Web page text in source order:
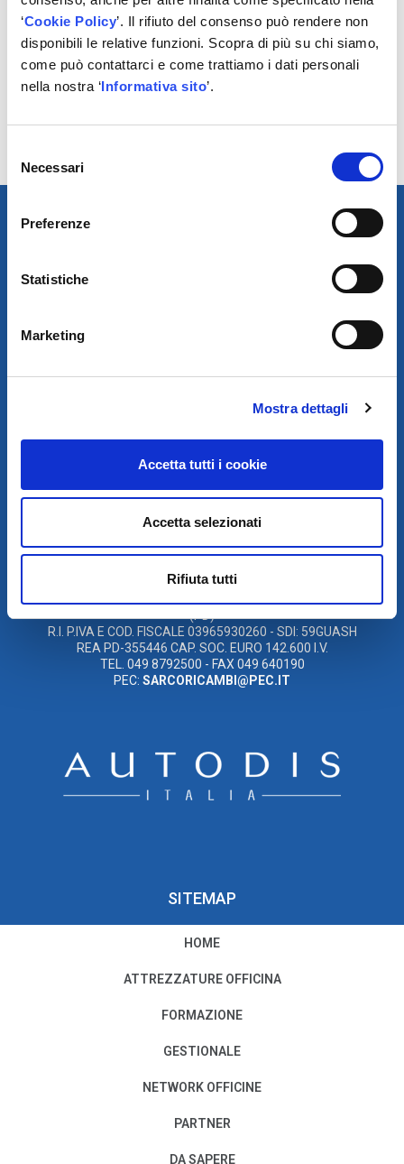
‘Cookie Policy’. Il rifiuto del consenso può rendere non
disponibili le relative funzioni. Scopra di più su chi siamo,
come può contattarci e come trattiamo i dati personali
nella nostra ‘Informativa sito’.
delNecessari
Preferenze
Statistiche
Marketing
Mostra dettagli
Accetta tutti i cookie
Accetta selezionati
Rifiuta tutti
POTREBBERO
INTERESSARTI
No results found.
È UN MARCHIO DI AUTODIS ITALIA HOLDING
AUTODIS ITALIA HOLDING SRLSARCO S.R.L. UNIPERSONALE
AUTODIS ITALIA HOLDING S.R.L
SEDE LEGALE E OPERATIVA: VIA CANADA, 14 – 35127 PADOVA
(PD)
R.I. P.IVA E COD. FISCALE 03965930260 - SDI: 59GUASH
REA PD-355446 CAP. SOC. EURO 142.600 I.V.
TEL. 049 8792500 - FAX 049 640190
PEC: SARCORICAMBI@PEC.IT
SITEMAP
HOME
ATTREZZATURE OFFICINA
FORMAZIONE
GESTIONALE
NETWORK OFFICINE
PARTNER
DA SAPERE
PRIVACY E COOKIE POLICY
Cookie Policy
Il nostro Codice Etico
PER MODIFICHE O CANCELLAZIONI